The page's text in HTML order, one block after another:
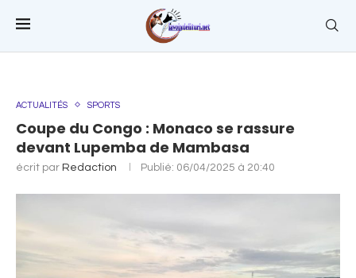
ACTUALITÉS SPORTS
Coupe du Congo : Monaco se rassure
devant Lupemba de Mambasa
écrit par Redaction Publié: 06/04/2025 à 20:40